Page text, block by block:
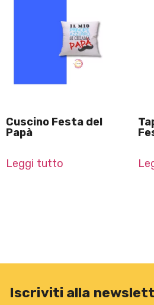
Cuscino Festa del
Papà
Leggi tutto
Iscriviti alla